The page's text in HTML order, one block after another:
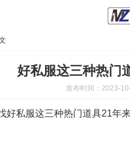
好私服这三种热门
发布时间：2023-
好私服这三种热门道具21年